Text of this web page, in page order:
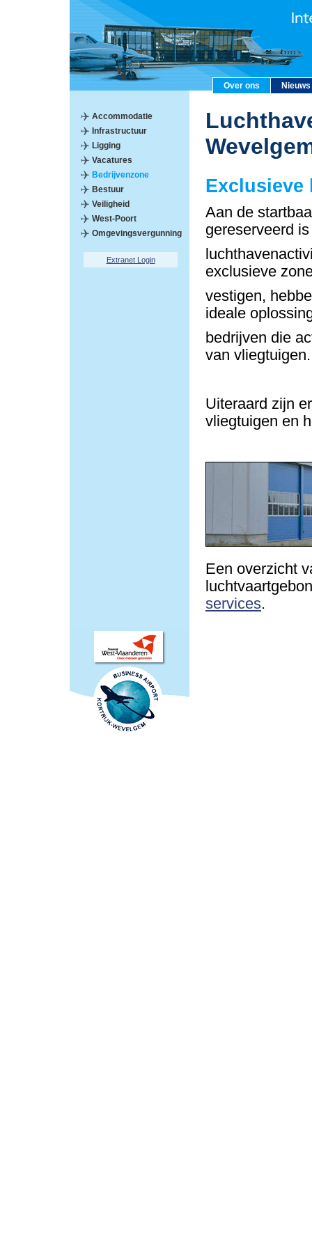
Over ons Nieuws
Accommodatie
Infrastructuur
Ligging
Vacatures
Bedrijvenzone
Bestuur
Veiligheid
West-Poort
Omgevingsvergunning
Extranet Login
Exclusieve
Aan de
gereserveerd
exclusieve
vestigen,
ideale
bedrijven die
van vliegtuigen.
Uiteraard zijn
vliegtuigen en
Een overzicht
services.